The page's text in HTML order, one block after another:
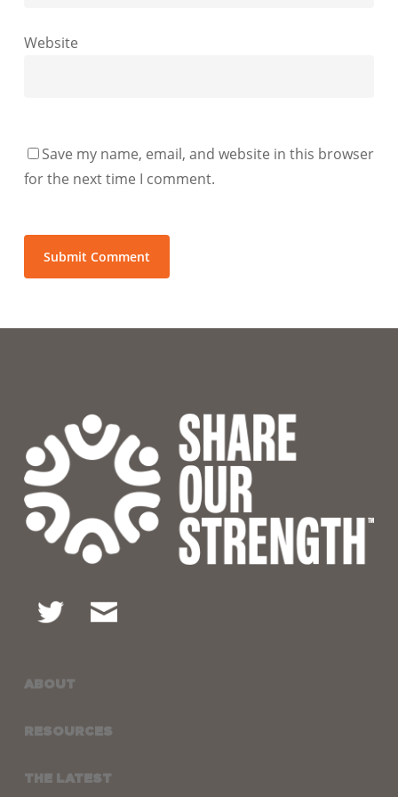
Website
Save my name, email, and website in this browser
for the next time I comment.
ABOUT
RESOURCES
THE LATEST